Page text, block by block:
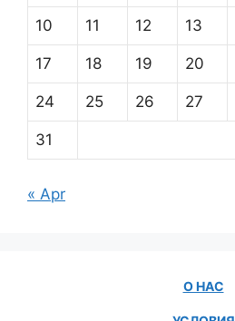
10 11 12 13
17 18 19 20
24 25 26 27
31
« Apr
О НАС